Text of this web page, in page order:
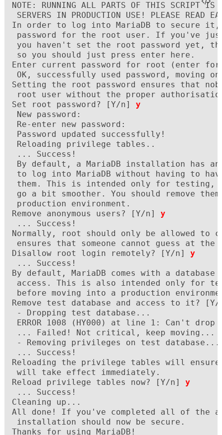
NOTE: RUNNING ALL PARTS OF THIS SCRIPT IS
SERVERS IN PRODUCTION USE! PLEASE READ
In order to log into MariaDB to secure
password for the root user. If you've
you haven't set the root password yet,
so you should just press enter here.
Enter current password for root (enter for
OK, successfully used password, moving
Setting the root password ensures that
root user without the proper
Set root password? [Y/n] y
New password:
Re-enter new password:
Password updated successfully!
Reloading privilege tables..
... Success!
By default, a MariaDB installation has an
to log into MariaDB without having to
them. This is intended only for testing,
go a bit smoother. You should remove
production environment.
Remove anonymous users? [Y/n] y
... Success!
Normally, root should only be allowed to
ensures that someone cannot guess at
Disallow root login remotely? [Y/n] y
... Success!
By default, MariaDB comes with a
access. This is also intended only for
before moving into a production
Remove test database and access to it?
- Dropping test database...
ERROR 1008 (HY000) at line 1: Can't
... Failed! Not critical, keep moving...
- Removing privileges on test database...
... Success!
Reloading the privilege tables will
will take effect immediately.
Reload privilege tables now? [Y/n] y
... Success!
Cleaning up...
All done! If you've completed all of the
installation should now be secure.
Thanks for using MariaDB!